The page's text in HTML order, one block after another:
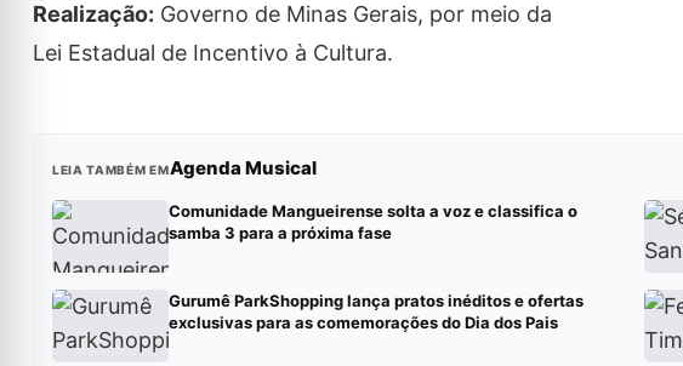
Realização: Governo de Minas Gerais, por meio da
Lei Estadual de Incentivo à Cultura.
LEIA TAMBÉM EMAgenda Musical
Comunidade Mangueirense solta a voz e classifica o
samba 3 para a próxima fase
Gurumê ParkShopping lança pratos inéditos e ofertas
exclusivas para as comemorações do Dia dos Pais